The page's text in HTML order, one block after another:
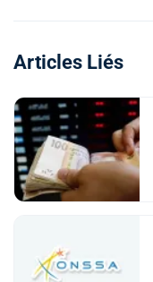
Articles Liés